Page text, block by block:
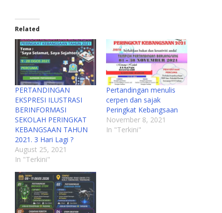
Related
PERTANDINGAN
EKSPRESI ILUSTRASI
BERINFORMASI
SEKOLAH PERINGKAT
KEBANGSAAN TAHUN
2021. 3 Hari Lagi ?
August 25, 2021
In "Terkini"
Pertandingan menulis
cerpen dan sajak
Peringkat Kebangsaan
November 8, 2021
In "Terkini"